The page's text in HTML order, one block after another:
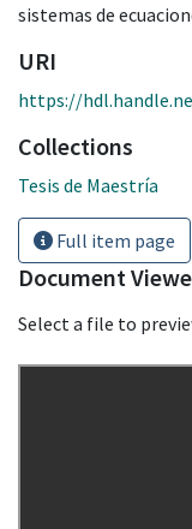
sistemas de
URI
https://
Collections
Tesis de Maestría
Full item page
Document
Select a file to